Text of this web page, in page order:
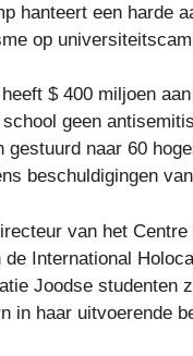
hanteert een harde
op
$ 400 miljoen
geen
gestuurd naar 60
beschuldigingen
van het
International
Joodse studenten
in haar uitvoerende